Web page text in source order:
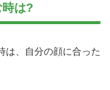
は?
は、自分の顔に合った